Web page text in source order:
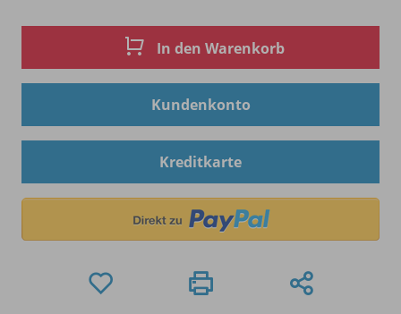
In den Warenkorb
Kundenkonto
Kreditkarte